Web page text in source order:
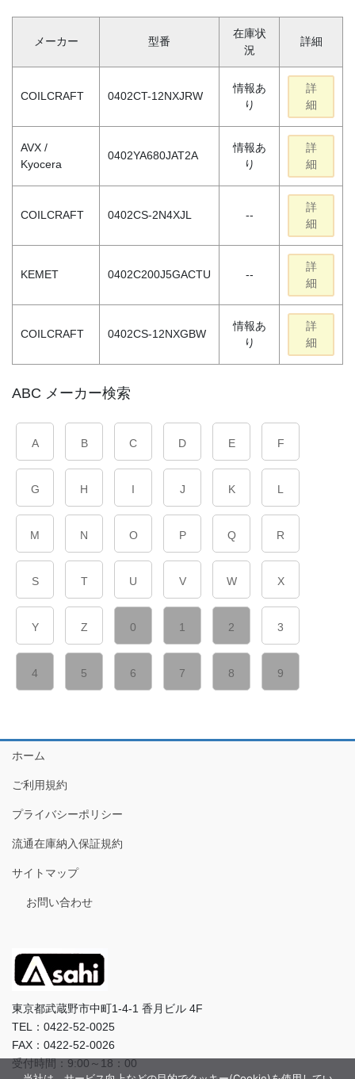
メーカー 型番
在庫状
況
詳細
COILCRAFT 0402CT-12NXJRW
情報あ
り
詳
細
AVX /
Kyocera
0402YA680JAT2A
情報あ
り
詳
細
COILCRAFT 0402CS-2N4XJL --
詳
細
KEMET 0402C200J5GACTU --
詳
細
COILCRAFT 0402CS-12NXGBW
情報あ
り
詳
細
ABC メーカー検索
A B C D E F
G H I J K L
M N O P Q R
S T U V W X
Y Z 0 1 2 3
4 5 6 7 8 9
ホーム
ご利用規約
プライバシーポリシー
流通在庫納入保証規約
サイトマップ
お問い合わせ
東京都武蔵野市中町1-4-1 香月ビル 4F
TEL：0422-52-0025
FAX：0422-52-0026
受付時間：9:00～18：00